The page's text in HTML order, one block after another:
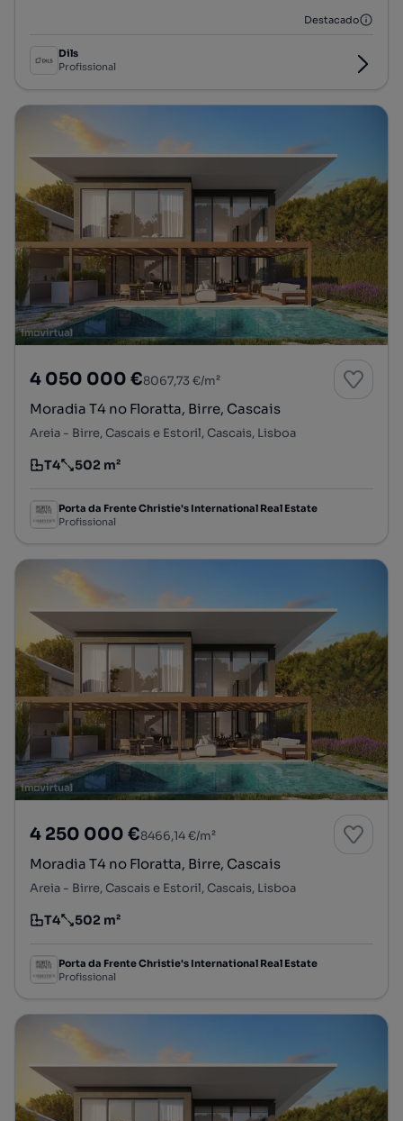
Destacado
Dils
Profissional
4 050 000 €8067,73 €/m²
Moradia T4 no Floratta, Birre, Cascais
Areia - Birre, Cascais e Estoril, Cascais, Lisboa
Tipologia
T4
Preço por metro quadrado
502 m²
Porta da Frente Christie's International Real Estate
Profissional
4 250 000 €8466,14 €/m²
Moradia T4 no Floratta, Birre, Cascais
Areia - Birre, Cascais e Estoril, Cascais, Lisboa
Tipologia
T4
Preço por metro quadrado
502 m²
Porta da Frente Christie's International Real Estate
Profissional